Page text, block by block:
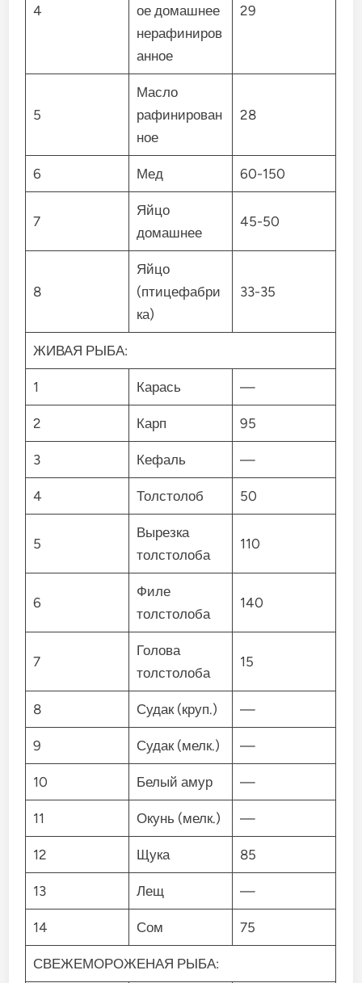
4
ое домашнее
нерафиниров
анное
29
5
Масло
рафинирован
ное
28
6 Мед 60-150
7
Яйцо
домашнее
45-50
8
Яйцо
(птицефабри
ка)
33-35
ЖИВАЯ РЫБА:
1 Карась —
2 Карп 95
3 Кефаль —
4 Толстолоб 50
5
Вырезка
толстолоба
110
6
Филе
толстолоба
140
7
Голова
толстолоба
15
8 Судак (круп.) —
9 Судак (мелк.) —
10 Белый амур —
11 Окунь (мелк.) —
12 Щука 85
13 Лещ —
14 Сом 75
СВЕЖЕМОРОЖЕНАЯ РЫБА: